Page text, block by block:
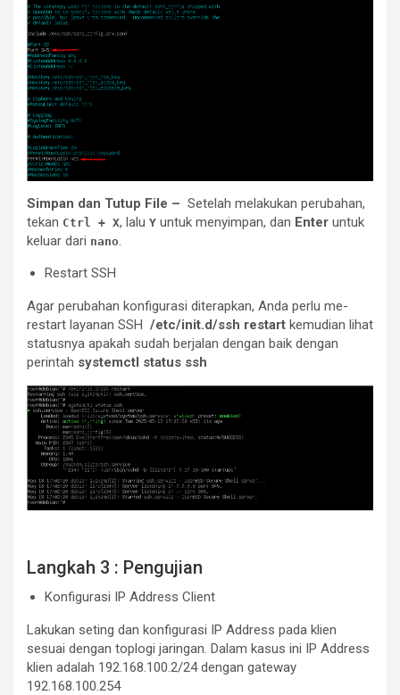
Simpan dan Tutup File – Setelah melakukan perubahan,
tekan Ctrl + X, lalu Y untuk menyimpan, dan Enter untuk
keluar dari nano
Restart SSH
Agar perubahan konfigurasi diterapkan, Anda perlu me-
restart layanan SSH /etc/init.d/ssh restart kemudian lihat
statusnya apakah sudah berjalan dengan baik dengan
perintah systemctl status ssh
Langkah 3 : Pengujian
Konfigurasi IP Address Client
Lakukan seting dan konfigurasi IP Address pada klien
sesuai dengan toplogi jaringan. Dalam kasus ini IP Address
klien adalah 192.168.100.2/24 dengan gateway
192.168.100.254